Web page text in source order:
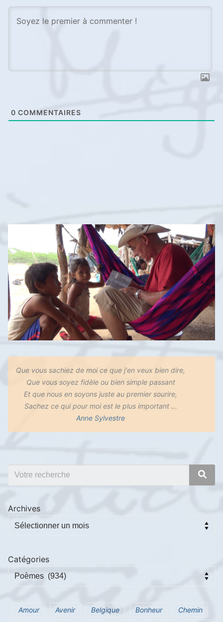
0 COMMENTAIRES
Que vous sachiez de moi ce que j'en veux bien dire,
Que vous soyez fidèle ou bien simple passant
Et que nous en soyons juste au premier sourire,
Sachez ce qui pour moi est le plus important ...
Anne Sylvestre
Archives
Catégories
Amour Avenir Belgique Bonheur
Chemin